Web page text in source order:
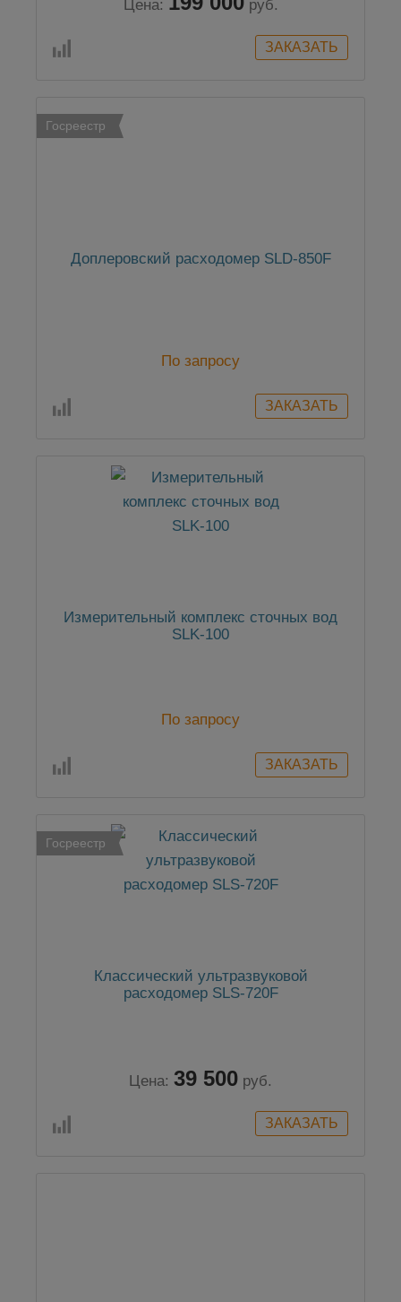
Цена: руб.
Госреестр
Доплеровский расходомер SLD-850F
По запросу
Измерительный комплекс сточных вод
SLK-100
По запросу
Госреестр
Классический ультразвуковой
расходомер SLS-720F
Цена: 39 500 руб.